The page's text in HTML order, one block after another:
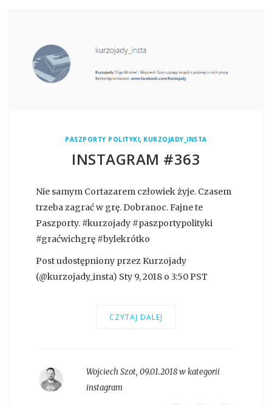
PASZPORTY POLITYKI, KURZOJADY_INSTA
INSTAGRAM #363
Nie samym Cortazarem człowiek żyje. Czasem
trzeba zagrać w grę. Dobranoc. Fajne te
Paszporty. #kurzojady #paszportypolityki
#graćwichgrę #bylekrótko
Post udostępniony przez Kurzojady
(@kurzojady_insta) Sty 9, 2018 o 3:50 PST
CZYTAJ DALEJ
Wojciech Szot, 09.01.2018 w kategorii
instagram